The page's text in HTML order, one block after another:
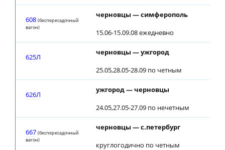
608 (беспересадочный
вагон)
черновцы — симферополь
15.06-15.09.08 ежедневно
625Л
черновцы — ужгород
25.05,28.05-28.09 по четным
626Л
ужгород — черновцы
24.05,27.05-27.09 по нечетным
667 (беспересадочный
вагон)
черновцы — с.петербург
круглогодично по четным